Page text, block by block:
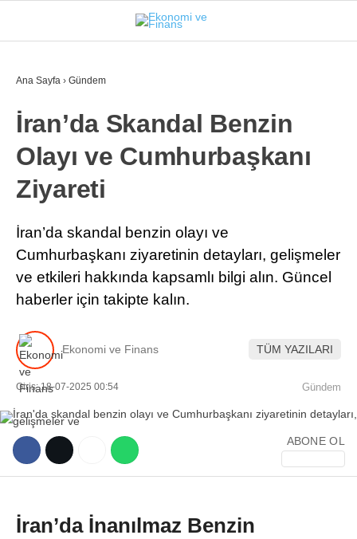
İSTANBUL
GÜNDEM
EKONOMI
FINANS
BORSA
KRIPTO
SEKTÖRLER
OTOMOBIL
Ana Sayfa › Gündem
İran’da Skandal Benzin
Olayı ve Cumhurbaşkanı
Ziyareti
İran’da skandal benzin olayı ve
Cumhurbaşkanı ziyaretinin detayları, gelişmeler
ve etkileri hakkında kapsamlı bilgi alın. Güncel
haberler için takipte kalın.
Ekonomi ve Finans TÜM YAZILARI
Giriş: 18-07-2025 00:54 Gündem
ABONE OL
İran’da İnanılmaz Benzin